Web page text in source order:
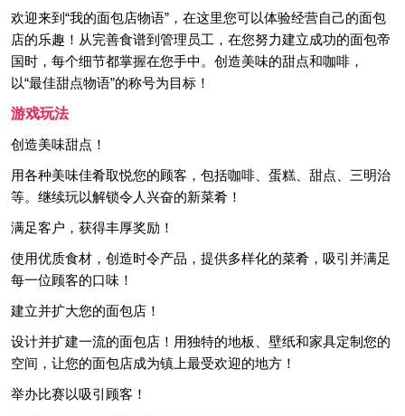
欢迎来到“我的面包店物语”，在这里您可以体验经营自己的面包
店的乐趣！从完善食谱到管理员工，在您努力建立成功的面包帝
国时，每个细节都掌握在您手中。创造美味的甜点和咖啡，
以“最佳甜点物语”的称号为目标！
游戏玩法
创造美味甜点！
用各种美味佳肴取悦您的顾客，包括咖啡、蛋糕、甜点、三明治
等。继续玩以解锁令人兴奋的新菜肴！
满足客户，获得丰厚奖励！
使用优质食材，创造时令产品，提供多样化的菜肴，吸引并满足
每一位顾客的口味！
建立并扩大您的面包店！
设计并扩建一流的面包店！用独特的地板、壁纸和家具定制您的
空间，让您的面包店成为镇上最受欢迎的地方！
举办比赛以吸引顾客！